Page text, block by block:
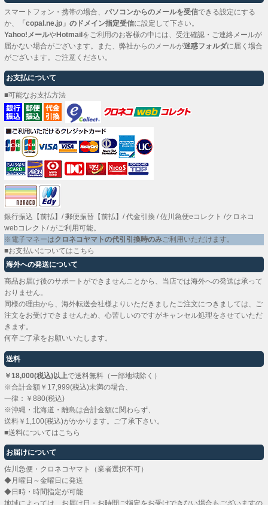
スマートフォン・携帯の場合、 パソコンからのメールを受信できる設定にする
か、
「copal.ne.jp」のドメイン指定受信に設定して下さい。
Yahoo!メールやHotmailをご利用のお客様の中には、受注確認・ご連絡メールが
届かない場合がございます。また、弊社からのメールが迷惑フォルダに届く場合
がございます。ご注意ください。
お支払について
■可能なお支払方法
銀行振込【前払】 /郵便振替【前払】 /代金引換 /佐川急便eコレクト /クロネコ
webコレクト / がご利用可能。
※電子マネーはクロネコヤマトの代引引換時のみご利用いただけます。
■お支払いについてはこちら
海外への発送について
商品お届け後のサポートができませんことから、当店では海外への発送は承って
おりません。
同様の理由から、海外転送会社様よりいただきましたご注文につきましては、ご
注文をお受けできませんため、心苦しいのですがキャンセル処理をさせていただ
きます。
何卒ご了承をお願いいたします。
送料
￥18,000(税込)以上で送料無料（一部地域除く）
※合計金額￥17,999(税込)未満の場合、
一律：￥880(税込)
※沖縄・北海道・離島は合計金額に関わらず、
送料￥1,100(税込)がかかります。ご了承下さい。
■送料についてはこちら
お届けについて
佐川急便・クロネコヤマト（業者選択不可）
◆月曜日～金曜日に発送
◆日時・時間指定が可能
地域によっては、お届け日・お時間ご指定をお受けできない場合もございますの